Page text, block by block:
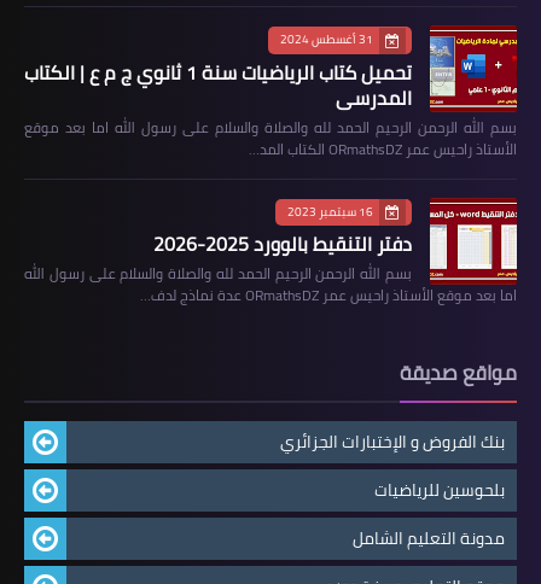
31 أغسطس 2024
تحميل كتاب الرياضيات سنة 1 ثانوي ج م ع | الكتاب
المدرسي
بسم الله الرحمن الرحيم الحمد لله والصلاة والسلام على رسول الله اما بعد موقع
الأستاذ راحيس عمر ORmathsDZ الكتاب المد…
16 سبتمبر 2023
دفتر التنقيط بالوورد 2025-2026
بسم الله الرحمن الرحيم الحمد لله والصلاة والسلام على رسول الله
اما بعد موقع الأستاذ راحيس عمر ORmathsDZ عدة نماذج لدف…
مواقع صديقة
بنك الفروض و الإختبارات الجزائري
بلحوسين للرياضيات
مدونة التعليم الشامل